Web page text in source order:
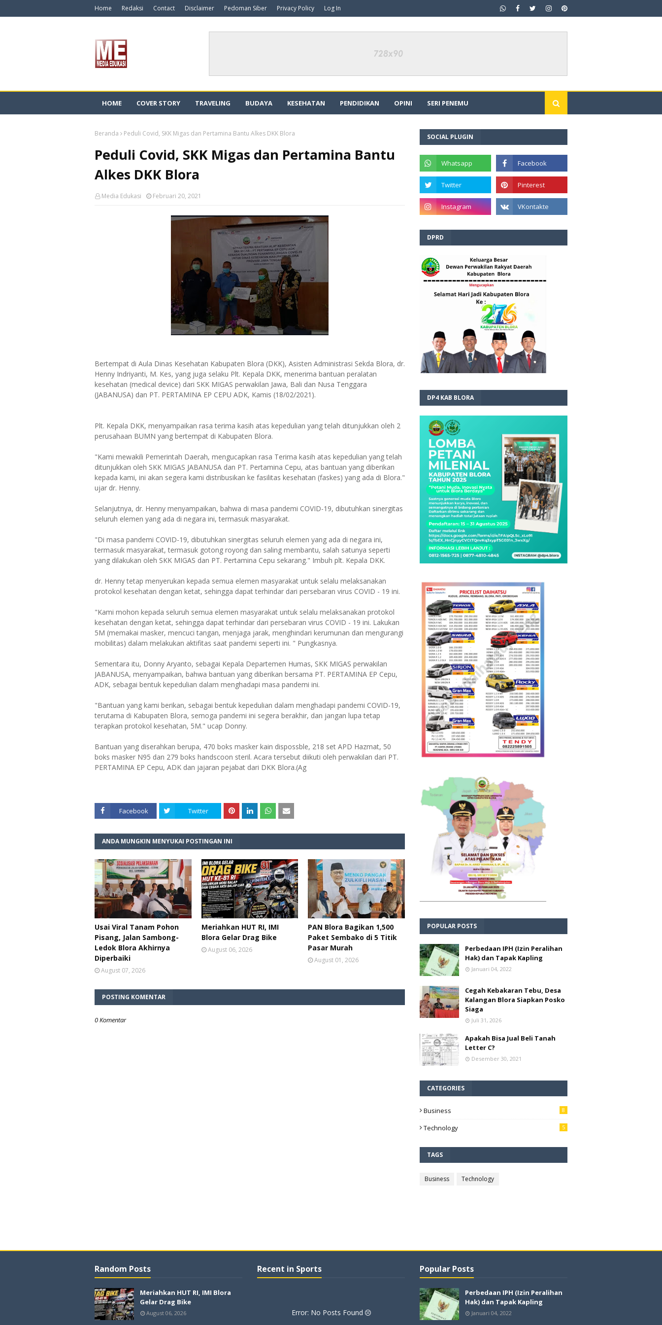
Home Redaksi Contact Disclaimer Pedoman Siber Privacy Policy Log In
HOME COVER STORY TRAVELING BUDAYA KESEHATAN PENDIDIKAN OPINI SERI PENEMU
Beranda Peduli Covid, SKK Migas dan Pertamina Bantu Alkes DKK Blora
Peduli Covid, SKK Migas dan Pertamina Bantu
Alkes DKK Blora
Media Edukasi Februari 20, 2021
Bertempat di Aula Dinas Kesehatan Kabupaten Blora (DKK), Asisten Administrasi Sekda Blora, dr.
Henny Indriyanti, M. Kes, yang juga selaku Plt. Kepala DKK, menerima bantuan peralatan
kesehatan (medical device) dari SKK MIGAS perwakilan Jawa, Bali dan Nusa Tenggara
(JABANUSA) dan PT. PERTAMINA EP CEPU ADK, Kamis (18/02/2021).
Plt. Kepala DKK, menyampaikan rasa terima kasih atas kepedulian yang telah ditunjukkan oleh 2
perusahaan BUMN yang bertempat di Kabupaten Blora.
"Kami mewakili Pemerintah Daerah, mengucapkan rasa Terima kasih atas kepedulian yang telah
ditunjukkan oleh SKK MIGAS JABANUSA dan PT. Pertamina Cepu, atas bantuan yang diberikan
kepada kami, ini akan segera kami distribusikan ke fasilitas kesehatan (faskes) yang ada di Blora."
ujar dr. Henny.
Selanjutnya, dr. Henny menyampaikan, bahwa di masa pandemi COVID-19, dibutuhkan sinergitas
seluruh elemen yang ada di negara ini, termasuk masyarakat.
"Di masa pandemi COVID-19, dibutuhkan sinergitas seluruh elemen yang ada di negara ini,
termasuk masyarakat, termasuk gotong royong dan saling membantu, salah satunya seperti
yang dilakukan oleh SKK MIGAS dan PT. Pertamina Cepu sekarang." Imbuh plt. Kepala DKK.
dr. Henny tetap menyerukan kepada semua elemen masyarakat untuk selalu melaksanakan
protokol kesehatan dengan ketat, sehingga dapat terhindar dari persebaran virus COVID - 19 ini.
"Kami mohon kepada seluruh semua elemen masyarakat untuk selalu melaksanakan protokol
kesehatan dengan ketat, sehingga dapat terhindar dari persebaran virus COVID - 19 ini. Lakukan
5M (memakai masker, mencuci tangan, menjaga jarak, menghindari kerumunan dan mengurangi
mobilitas) dalam melakukan aktifitas saat pandemi seperti ini. " Pungkasnya.
Sementara itu, Donny Aryanto, sebagai Kepala Departemen Humas, SKK MIGAS perwakilan
JABANUSA, menyampaikan, bahwa bantuan yang diberikan bersama PT. PERTAMINA EP Cepu,
ADK, sebagai bentuk kepedulian dalam menghadapi masa pandemi ini.
"Bantuan yang kami berikan, sebagai bentuk kepedulian dalam menghadapi pandemi COVID-19,
terutama di Kabupaten Blora, semoga pandemi ini segera berakhir, dan jangan lupa tetap
terapkan protokol kesehatan, 5M." ucap Donny.
Bantuan yang diserahkan berupa, 470 boks masker kain dispossble, 218 set APD Hazmat, 50
boks masker N95 dan 279 boks handscoon steril. Acara tersebut diikuti oleh perwakilan dari PT.
PERTAMINA EP Cepu, ADK dan jajaran pejabat dari DKK Blora.(Ag
Facebook Twitter
ANDA MUNGKIN MENYUKAI POSTINGAN INI
Usai Viral Tanam Pohon
Pisang, Jalan Sambong-
Ledok Blora Akhirnya
Diperbaiki
August 07, 2026
Meriahkan HUT RI, IMI
Blora Gelar Drag Bike
August 06, 2026
PAN Blora Bagikan 1,500
Paket Sembako di 5 Titik
Pasar Murah
August 01, 2026
POSTING KOMENTAR
0 Komentar
SOCIAL PLUGIN
DPRD
DP4 KAB BLORA
POPULAR POSTS
Perbedaan IPH (Izin Peralihan
Hak) dan Tapak Kapling
Januari 04, 2022
Cegah Kebakaran Tebu, Desa
Kalangan Blora Siapkan Posko
Siaga
Juli 31, 2026
Apakah Bisa Jual Beli Tanah
Letter C?
Desember 30, 2021
CATEGORIES
Business 8
Technology 5
TAGS
Business Technology
Random Posts
Meriahkan HUT RI, IMI Blora
Gelar Drag Bike
August 06, 2026
Recent in Sports
Error: No Posts Found
Popular Posts
Perbedaan IPH (Izin Peralihan
Hak) dan Tapak Kapling
Januari 04, 2022